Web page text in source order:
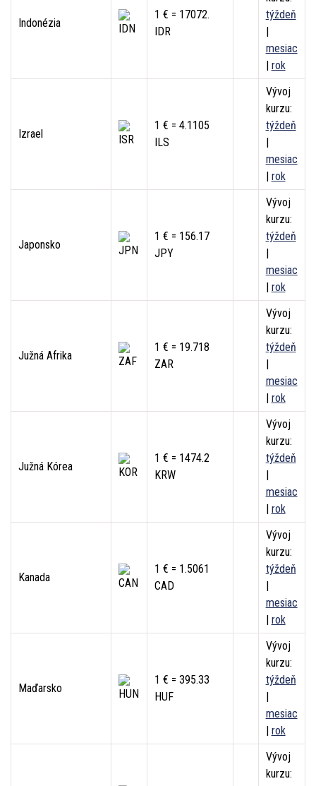
Indonézia
1 € = 17072.
IDR
týždeň
|
mesiac
| rok
Izrael
1 € = 4.1105
ILS
Vývoj
kurzu:
týždeň
|
mesiac
| rok
Japonsko
1 € = 156.17
JPY
Vývoj
kurzu:
týždeň
|
mesiac
| rok
Južná Afrika
1 € = 19.718
ZAR
Vývoj
kurzu:
týždeň
|
mesiac
| rok
Južná Kórea
1 € = 1474.2
KRW
Vývoj
kurzu:
týždeň
|
mesiac
| rok
Kanada
1 € = 1.5061
CAD
Vývoj
kurzu:
týždeň
|
mesiac
| rok
Maďarsko
1 € = 395.33
HUF
Vývoj
kurzu:
týždeň
|
mesiac
| rok
Vývoj
kurzu: